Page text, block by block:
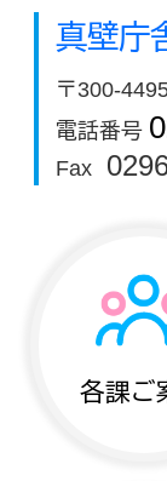
真壁庁
〒300-
電話番号
Fax
各課ご